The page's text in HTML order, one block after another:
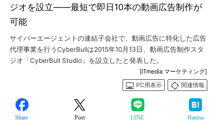
ジオを設立――最短で即日10本の動画広告制作が
可能
サイバーエージェントの連結子会社で、動画広告に特化した広告
代理事業を行うCyberBullは2015年10月13日、動画広告制作スタ
ジオ「CyberBull Studio」を設立したと発表した。
[ITmedia マーケティング]
PC用表示
関連情報
Share Post LINE Hatena